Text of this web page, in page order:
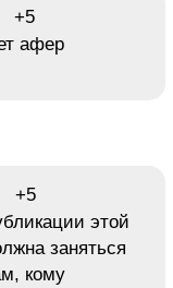
+5
афер
+5
этой
заняться
кому